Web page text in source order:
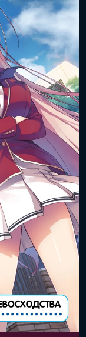
2016 года
7
8338-6